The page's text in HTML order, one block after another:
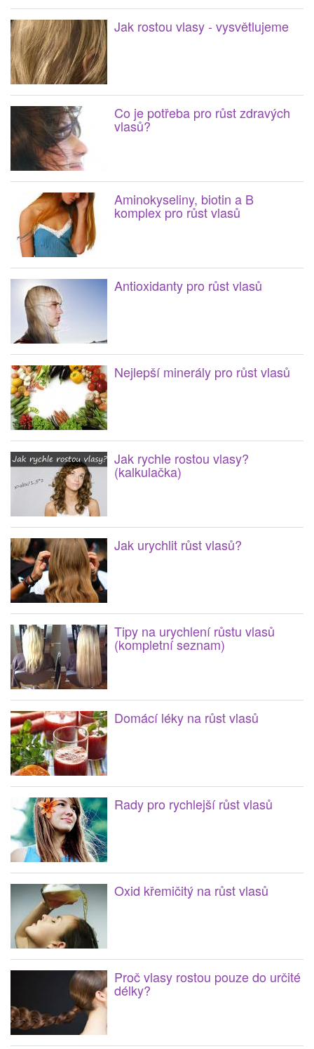
Jak rostou vlasy - vysvětlujeme
Co je potřeba pro růst zdravých
vlasů?
Aminokyseliny, biotin a B
komplex pro růst vlasů
Antioxidanty pro růst vlasů
Nejlepší minerály pro růst vlasů
Jak rychle rostou vlasy?
(kalkulačka)
Jak urychlit růst vlasů?
Tipy na urychlení růstu vlasů
(kompletní seznam)
Domácí léky na růst vlasů
Rady pro rychlejší růst vlasů
Oxid křemičitý na růst vlasů
Proč vlasy rostou pouze do určité
délky?